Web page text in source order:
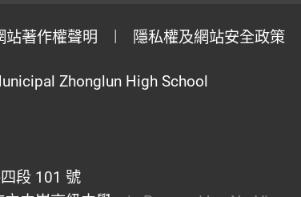
站著作權聲明 隱私權及網站安全政策
Zhonglun High School
段 101 號